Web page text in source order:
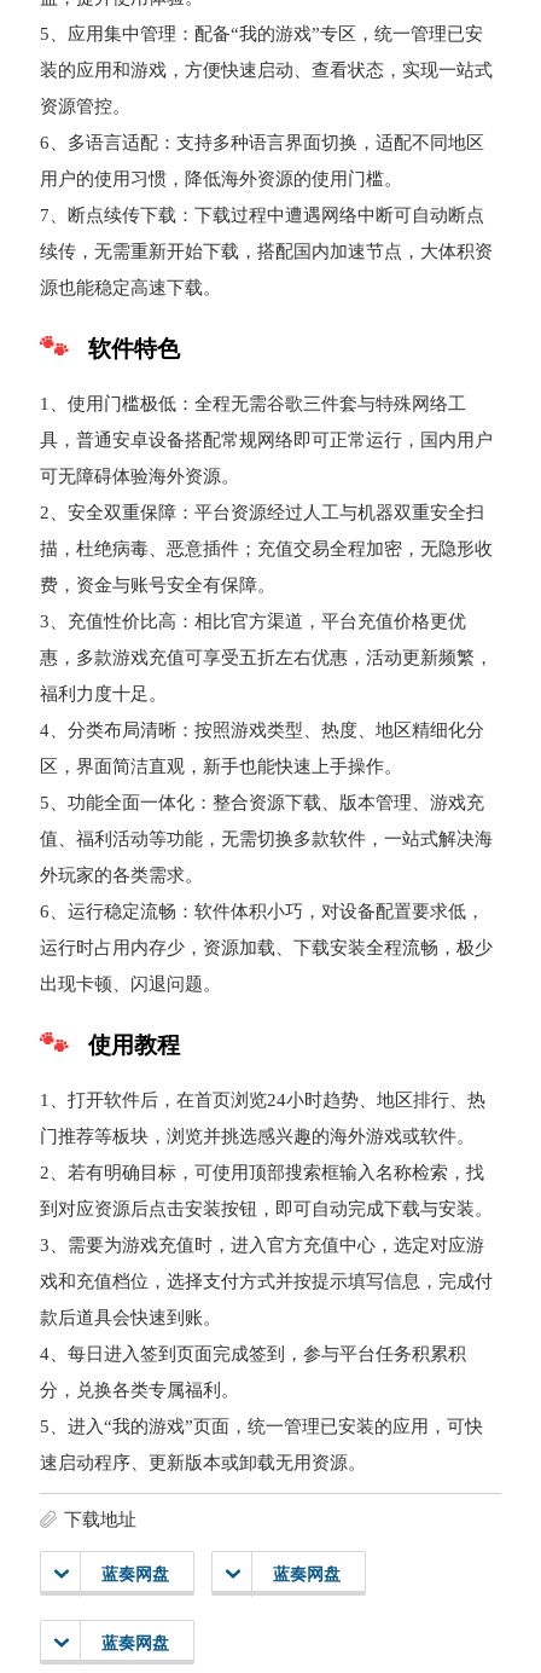
5、应用集中管理：配备“我的游戏”专区，统一管理已安
装的应用和游戏，方便快速启动、查看状态，实现一站式
资源管控。
6、多语言适配：支持多种语言界面切换，适配不同地区
用户的使用习惯，降低海外资源的使用门槛。
7、断点续传下载：下载过程中遭遇网络中断可自动断点
续传，无需重新开始下载，搭配国内加速节点，大体积资
源也能稳定高速下载。
软件特色
1、使用门槛极低：全程无需谷歌三件套与特殊网络工
具，普通安卓设备搭配常规网络即可正常运行，国内用户
可无障碍体验海外资源。
2、安全双重保障：平台资源经过人工与机器双重安全扫
描，杜绝病毒、恶意插件；充值交易全程加密，无隐形收
费，资金与账号安全有保障。
3、充值性价比高：相比官方渠道，平台充值价格更优
惠，多款游戏充值可享受五折左右优惠，活动更新频繁，
福利力度十足。
4、分类布局清晰：按照游戏类型、热度、地区精细化分
区，界面简洁直观，新手也能快速上手操作。
5、功能全面一体化：整合资源下载、版本管理、游戏充
值、福利活动等功能，无需切换多款软件，一站式解决海
外玩家的各类需求。
6、运行稳定流畅：软件体积小巧，对设备配置要求低，
运行时占用内存少，资源加载、下载安装全程流畅，极少
出现卡顿、闪退问题。
使用教程
1、打开软件后，在首页浏览24小时趋势、地区排行、热
门推荐等板块，浏览并挑选感兴趣的海外游戏或软件。
2、若有明确目标，可使用顶部搜索框输入名称检索，找
到对应资源后点击安装按钮，即可自动完成下载与安装。
3、需要为游戏充值时，进入官方充值中心，选定对应游
戏和充值档位，选择支付方式并按提示填写信息，完成付
款后道具会快速到账。
4、每日进入签到页面完成签到，参与平台任务积累积
分，兑换各类专属福利。
5、进入“我的游戏”页面，统一管理已安装的应用，可快
速启动程序、更新版本或卸载无用资源。
下载地址
蓝奏网盘 蓝奏网盘
蓝奏网盘